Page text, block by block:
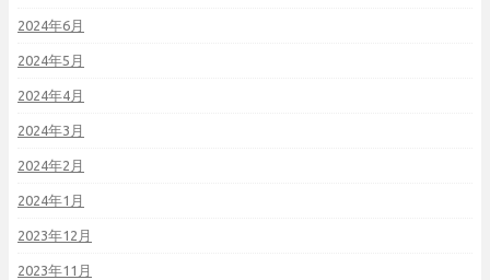
2024年6月
2024年5月
2024年4月
2024年3月
2024年2月
2024年1月
2023年12月
2023年11月